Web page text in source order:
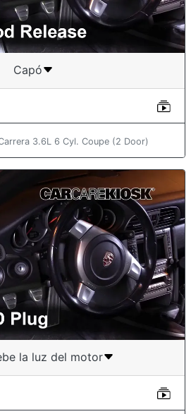
Capó
3.6L 6 Cyl. Coupe (2 Door)
la luz del motor